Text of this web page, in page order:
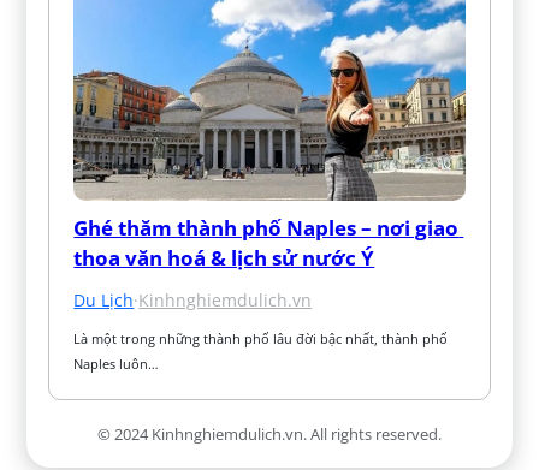
Ghé thăm thành phố Naples – nơi giao
thoa văn hoá & lịch sử nước Ý
Du Lịch·Kinhnghiemdulich.vn
Là một trong những thành phố lâu đời bậc nhất, thành phố
Naples luôn…
© 2024 Kinhnghiemdulich.vn. All rights reserved.